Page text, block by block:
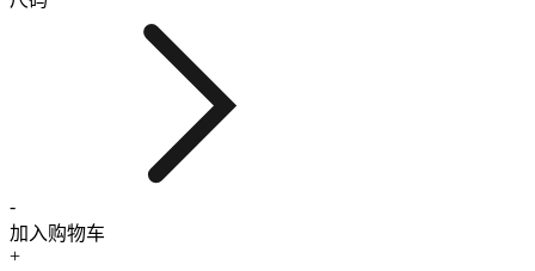
-
加入购物车
+